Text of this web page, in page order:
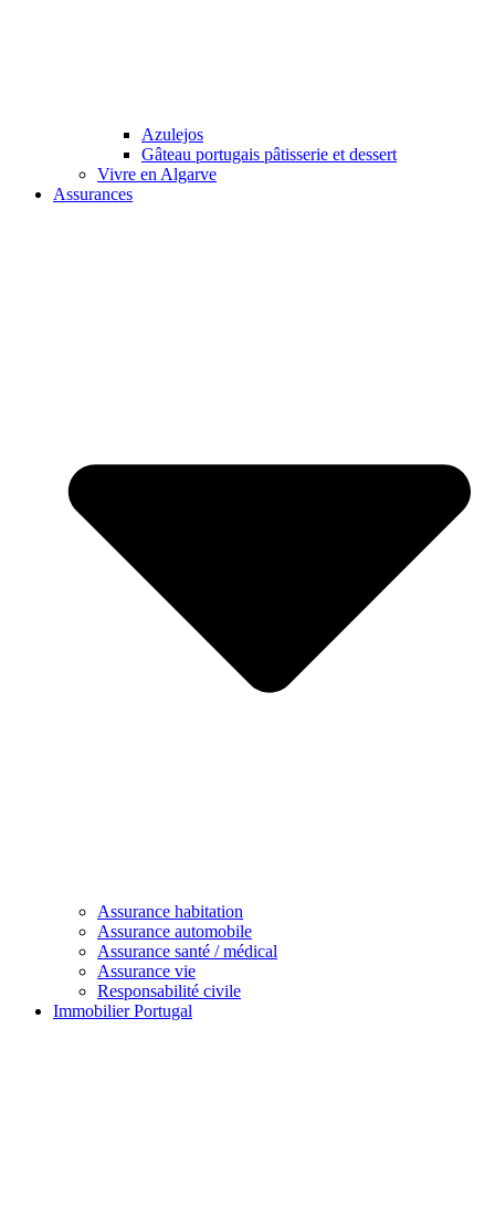
Azulejos
Gâteau portugais pâtisserie et dessert
Vivre en Algarve
Assurances
Assurance habitation
Assurance automobile
Assurance santé / médical
Assurance vie
Responsabilité civile
Immobilier Portugal